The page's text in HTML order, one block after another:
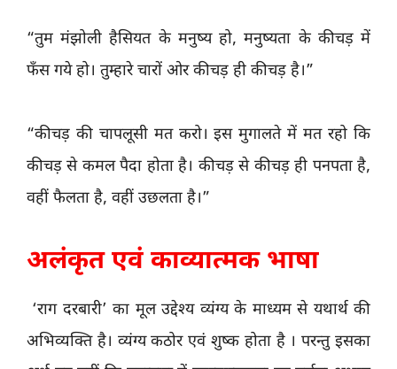
“तुम मंझोली हैसियत के मनुष्य हो, मनुष्यता के कीचड़ में
फँस गये हो। तुम्हारे चारों ओर कीचड़ ही कीचड़ है।”
“कीचड़ की चापलूसी मत करो। इस मुगालते में मत रहो कि
कीचड़ से कमल पैदा होता है। कीचड़ से कीचड़ ही पनपता है,
वहीं फैलता है, वहीं उछलता है।”
अलंकृत एवं काव्यात्मक भाषा
‘राग दरबारी’ का मूल उद्देश्य व्यंग्य के माध्यम से यथार्थ की
अभिव्यक्ति है। व्यंग्य कठोर एवं शुष्क होता है । परन्तु इसका